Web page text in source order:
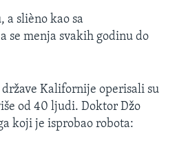
a slièno kao sa
se menja svakih godinu do
Kalifornije operisali su
od 40 ljudi. Doktor Džo
koji je isprobao robota: